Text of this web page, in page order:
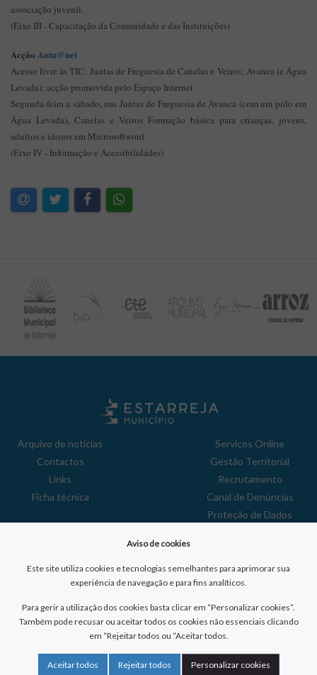
associação juvenil.
(Eixo III - Capacitação da Comunidade e das Instituições)
Acção Antu@net
Acesso livre às TIC: Juntas de Freguesia de Canelas e Veiros; Avanca (e Água
Levada): acção promovida pelo Espaço Internet
Segunda-feira a sábado, nas Juntas de Freguesia de Avanca (com um pólo em
Água Levada), Canelas e Veiros Formação básica para crianças, jovens,
adultos e idosos em Microsoftword
(Eixo IV - Informação e Acessibilidades)
Arquivo de notícias
Contactos
Links
Ficha técnica
Serviços Online
Gestão Territorial
Recrutamento
Canal de Denúncias
Proteção de Dados
Reclamações
41040876
Aviso de cookies
Este site utiliza cookies e tecnologias semelhantes para aprimorar sua
experiência de navegação e para fins analíticos.
Para gerir a utilização dos cookies basta clicar em “Personalizar cookies”.
Também pode recusar ou aceitar todos os cookies não essenciais clicando
em “Rejeitar todos ou “Aceitar todos.
Aceitar todos Rejeitar todos Personalizar cookies